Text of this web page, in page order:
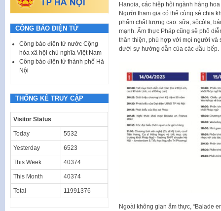
Hanoia, các hiệp hội ngành hàng
Người tham gia có thể cùng sẻ chia
phẩm chất lượng cao: sữa, sôcôla,
mạnh. Ẩm thực Pháp cũng sẽ phô
thân thiện, phù hợp với mọi người và
dưới sự hướng dẫn của các đầu bếp.
Ngoài không gian ẩm thực, “Balade
CÔNG BÁO ĐIỆN TỬ
Công báo điện tử nước Cộng
hòa xã hội chủ nghĩa Việt Nam
Công báo điện tử thành phố Hà
Nội
THỐNG KÊ TRUY CẬP
Visitor Status
Today 5532
Yesterday 6523
This Week 40374
This Month 40374
Total 11991376